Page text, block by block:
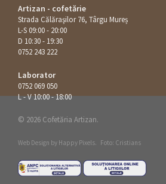
Artizan - cofetărie
Strada Călăraşilor 76, Târgu Mureș
L-S 09:00 - 20:00
D 10:30 - 19:30
0752 243 222
Laborator
0752 069 050
L - V 10:00 - 18:00
© 2026 Cofetăria Artizan.
Web Design by Happy Pixels. Foto: Cristians